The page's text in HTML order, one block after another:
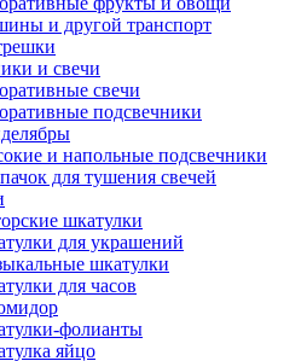
и другой транспорт
и свечи
свечи
подсвечники
и напольные подсвечники
для тушения свечей
шкатулки
для украшений
шкатулки
для часов
фолианты
яйцо